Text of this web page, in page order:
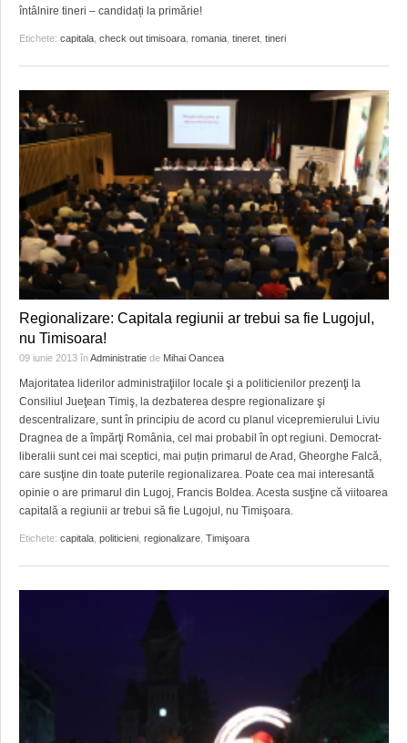
întâlnire tineri – candidați la primărie!
Etichete: capitala check out timisoara romania tineret tineri
Regionalizare: Capitala regiunii ar trebui sa fie Lugojul,
nu Timisoara!
09 iunie 2013 înAdministratie de Mihai Oancea
Majoritatea liderilor administraţiilor locale şi a politicienilor prezenţi la
Consiliul Jueţean Timiş, la dezbaterea despre regionalizare şi
descentralizare, sunt în principiu de acord cu planul vicepremierului Liviu
Dragnea de a împărţi România, cel mai probabil în opt regiuni. Democrat-
liberalii sunt cei mai sceptici, mai puțin primarul de Arad, Gheorghe Falcă,
care susţine din toate puterile regionalizarea. Poate cea mai interesantă
opinie o are primarul din Lugoj, Francis Boldea. Acesta susţine că viitoarea
capitală a regiunii ar trebui să fie Lugojul, nu Timişoara.
Etichete: capitala politicieni regionalizare Timişoara